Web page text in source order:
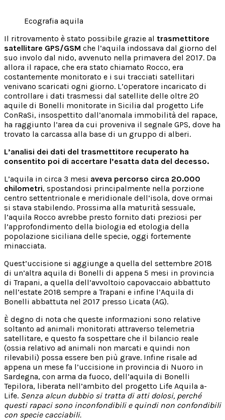
Ecografia aquila
Il ritrovamento è stato possibile grazie al trasmettitore
satellitare GPS/GSM che l’aquila indossava dal giorno del
suo involo dal nido, avvenuto nella primavera del 2017. Da
allora il rapace, che era stato chiamato Rocco, era
costantemente monitorato e i sui tracciati satellitari
venivano scaricati ogni giorno. L’operatore incaricato di
controllare i dati trasmessi dal satellite delle oltre 20
aquile di Bonelli monitorate in Sicilia dal progetto Life
ConRaSi, insospettito dall’anomala immobilità del rapace,
ha raggiunto l’area da cui proveniva il segnale GPS, dove ha
trovato la carcassa alla base di un gruppo di alberi.
L’analisi dei dati del trasmettitore recuperato ha
consentito poi di accertare l’esatta data del decesso.
L’aquila in circa 3 mesi aveva percorso circa 20.000
chilometri, spostandosi principalmente nella porzione
centro settentrionale e meridionale dell’isola, dove ormai
si stava stabilendo. Prossima alla maturità sessuale,
l’aquila Rocco avrebbe presto fornito dati preziosi per
l’approfondimento della biologia ed etologia della
popolazione siciliana delle specie, oggi fortemente
minacciata.
Quest’uccisione si aggiunge a quella del settembre 2018
di un’altra aquila di Bonelli di appena 5 mesi in provincia
di Trapani, a quella dell’avvoltoio capovaccaio abbattuto
nell’estate 2018 sempre a Trapani e infine l’Aquila di
Bonelli abbattuta nel 2017 presso Licata (AG).
È degno di nota che queste informazioni sono relative
soltanto ad animali monitorati attraverso telemetria
satellitare, e questo fa sospettare che il bilancio reale
(ossia relativo ad animali non marcati e quindi non
rilevabili) possa essere ben più grave. Infine risale ad
appena un mese fa l’uccisione in provincia di Nuoro in
Sardegna, con arma da fuoco, dell’aquila di Bonelli
Tepilora, liberata nell’ambito del progetto Life Aquila a-
Life. Senza alcun dubbio si tratta di atti dolosi, perché
questi rapaci sono inconfondibili e quindi non confondibili
con specie cacciabili.